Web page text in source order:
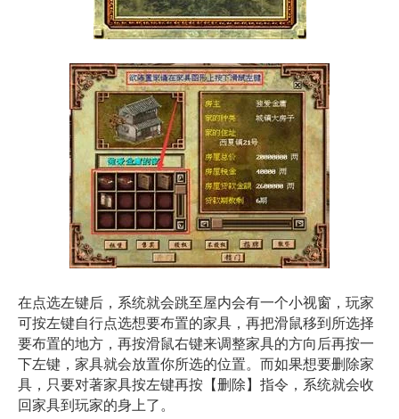
在点选左键后，系统就会跳至屋内会有一个小视窗，玩家
可按左键自行点选想要布置的家具，再把滑鼠移到所选择
要布置的地方，再按滑鼠右键来调整家具的方向后再按一
下左键，家具就会放置你所选的位置。而如果想要删除家
具，只要对著家具按左键再按【删除】指令，系统就会收
回家具到玩家的身上了。